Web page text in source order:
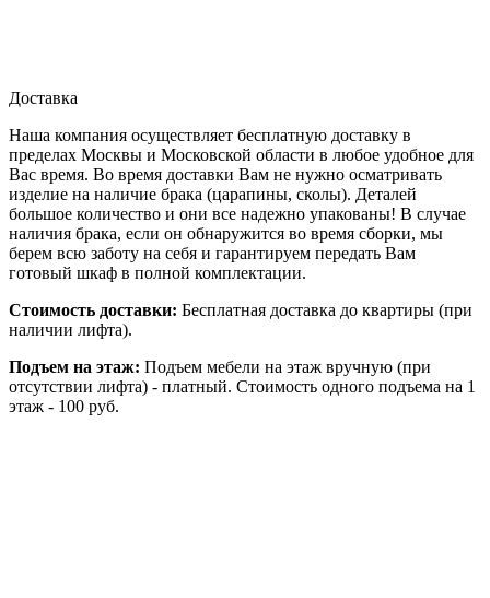
Доставка
Наша компания осуществляет бесплатную доставку в
пределах Москвы и Московской области в любое удобное для
Вас время. Во время доставки Вам не нужно осматривать
изделие на наличие брака (царапины, сколы). Деталей
большое количество и они все надежно упакованы! В случае
наличия брака, если он обнаружится во время сборки, мы
берем всю заботу на себя и гарантируем передать Вам
готовый шкаф в полной комплектации.
Стоимость доставки: Бесплатная доставка до квартиры (при
наличии лифта).
Подъем на этаж: Подъем мебели на этаж вручную (при
отсутствии лифта) - платный. Стоимость одного подъема на 1
этаж - 100 руб.